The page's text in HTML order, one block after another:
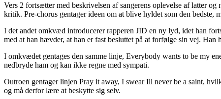
Vers 2 fortsætter med beskrivelsen af ​​sangerens oplevelse af latter
kritik. Pre-chorus gentager ideen om at blive hyldet som den bedste,
I det andet omkvæd introducerer rapperen JID en ny lyd, idet han
med at han hævder, at han er fast besluttet på at forfølge sin vej.
I omkvædet gentages den samme linje, Everybody wants to be my
nedbryde ham og kan ikke regne med sympati.
Outroen gentager linjen Pray it away, I swear Ill never be a saint,
og må derfor lære at beskytte sig selv.